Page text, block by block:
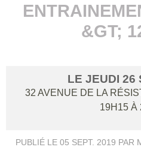
&GT;
LE JEUDI 26
32 AVENUE DE LA
19H15 À
PUBLIÉ LE 05 SEPT. 2019 PAR